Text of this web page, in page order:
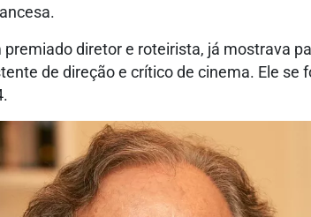
diretor e roteirista, já mostrava
de direção e crítico de cinema. Ele se